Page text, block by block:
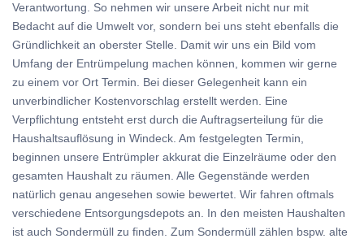
Verantwortung. So nehmen wir unsere Arbeit nicht nur mit
Bedacht auf die Umwelt vor, sondern bei uns steht ebenfalls die
Gründlichkeit an oberster Stelle. Damit wir uns ein Bild vom
Umfang der Entrümpelung machen können, kommen wir gerne
zu einem vor Ort Termin. Bei dieser Gelegenheit kann ein
unverbindlicher Kostenvorschlag erstellt werden. Eine
Verpflichtung entsteht erst durch die Auftragserteilung für die
Haushaltsauflösung in Windeck. Am festgelegten Termin,
beginnen unsere Entrümpler akkurat die Einzelräume oder den
gesamten Haushalt zu räumen. Alle Gegenstände werden
natürlich genau angesehen sowie bewertet. Wir fahren oftmals
verschiedene Entsorgungsdepots an. In den meisten Haushalten
ist auch Sondermüll zu finden. Zum Sondermüll zählen bspw. alte